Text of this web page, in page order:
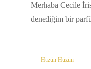
Merhaba Cecile
denediğim bir
Hüzün Hüzün